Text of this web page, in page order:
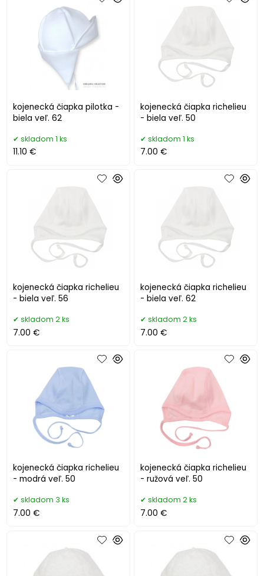
kojenecká čiapka pilotka -
biela veľ. 62
skladom 1 ks
11.10 €
kojenecká čiapka richelieu
- biela veľ. 50
skladom 1 ks
7.00 €
kojenecká čiapka richelieu
- biela veľ. 56
skladom 2 ks
7.00 €
kojenecká čiapka richelieu
- biela veľ. 62
skladom 2 ks
7.00 €
kojenecká čiapka richelieu
- modrá veľ. 50
skladom 3 ks
7.00 €
kojenecká čiapka richelieu
- ružová veľ. 50
skladom 2 ks
7.00 €